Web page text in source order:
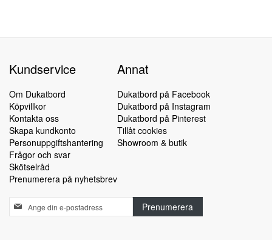
Kundservice
Om Dukatbord
Köpvillkor
Kontakta oss
Skapa kundkonto
Personuppgiftshantering
Frågor och svar
Skötselråd
Prenumerera på nyhetsbrev
Annat
Dukatbord på Facebook
Dukatbord på Instagram
Dukatbord på Pinterest
Tillåt cookies
Showroom & butik
Sign
Up
Prenumerera